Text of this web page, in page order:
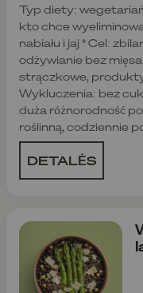
Typ diety:
kto chce
nabiału i jaj * Cel:
odżywianie bez mięsa
strączkowe,
Wykluczenia: bez
duża różnorodność
roślinną, codziennie
DETALĖS